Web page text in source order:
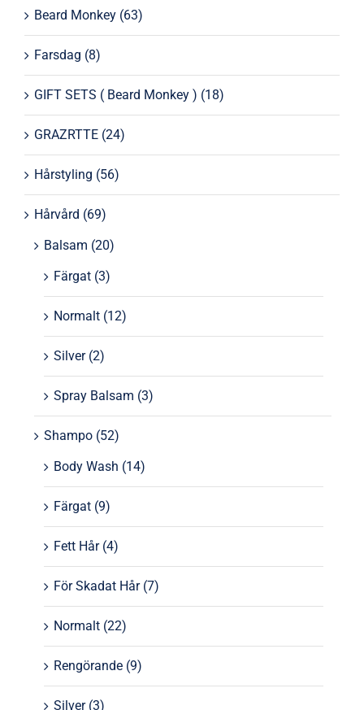
Beard Monkey (63)
Farsdag (8)
GIFT SETS ( Beard Monkey ) (18)
GRAZRTTE (24)
Hårstyling (56)
Hårvård (69)
Balsam (20)
Färgat (3)
Normalt (12)
Silver (2)
Spray Balsam (3)
Shampo (52)
Body Wash (14)
Färgat (9)
Fett Hår (4)
För Skadat Hår (7)
Normalt (22)
Rengörande (9)
Silver (3)